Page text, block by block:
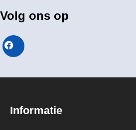
Volg ons op
Informatie